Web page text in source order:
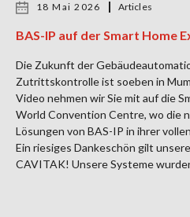
18 Mai 2026 Articles
BAS-IP auf der Smart Home
Die Zukunft der
Zutrittskontrolle ist soeben in
Video nehmen wir Sie mit auf die
World Convention Centre, wo die
Lösungen von BAS-IP in ihrer
Ein riesiges Dankeschön gilt
CAVITAK! Unsere Systeme